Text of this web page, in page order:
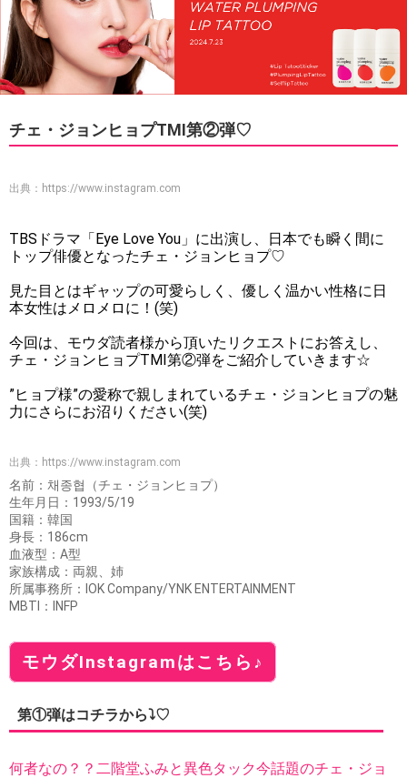
チェ・ジョンヒョプTMI第②弾♡
出典： https://www.instagram.com
TBSドラマ「Eye Love You」に出演し、日本でも瞬く間に
トップ俳優となったチェ・ジョンヒョプ♡
見た目とはギャップの可愛らしく、優しく温かい性格に日
本女性はメロメロに！(笑)
今回は、モウダ読者様から頂いたリクエストにお答えし、
チェ・ジョンヒョプTMI第②弾をご紹介していきます☆
”ヒョプ様”の愛称で親しまれているチェ・ジョンヒョプの魅
力にさらにお沼りください(笑)
出典： https://www.instagram.com
名前：채종협（チェ・ジョンヒョプ）
生年月日：1993/5/19
国籍：韓国
身長：186cm
血液型：A型
家族構成：両親、姉
所属事務所：IOK Company/YNK ENTERTAINMENT
MBTI：INFP
モウダInstagramはこちら♪
第①弾はコチラから⤵♡
何者なの？？二階堂ふみと異色タック今話題のチェ・ジョ